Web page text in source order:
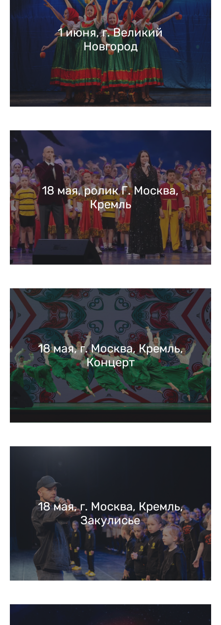
1 июня, г. Великий
Новгород
18 мая, ролик Г. Москва,
Кремль
18 мая, г. Москва, Кремль,
Концерт
18 мая, г. Москва, Кремль,
Закулисье